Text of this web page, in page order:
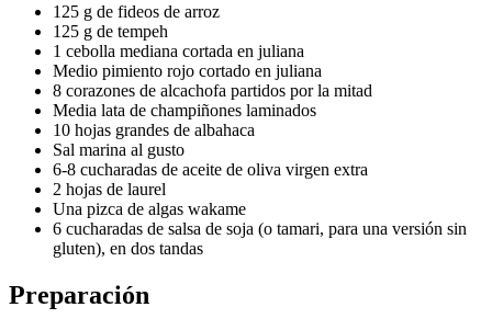
125 g de fideos de arroz
125 g de tempeh
1 cebolla mediana cortada en juliana
Medio pimiento rojo cortado en juliana
8 corazones de alcachofa partidos por la mitad
Media lata de champiñones laminados
10 hojas grandes de albahaca
Sal marina al gusto
6-8 cucharadas de aceite de oliva virgen extra
2 hojas de laurel
Una pizca de algas wakame
6 cucharadas de salsa de soja (o tamari, para una versión sin
gluten), en dos tandas
Preparación